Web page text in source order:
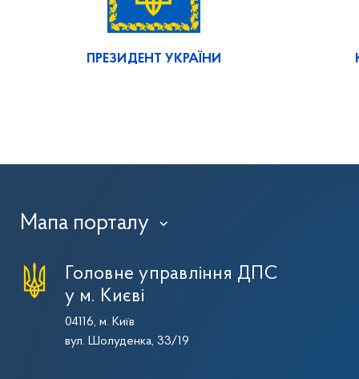
ПРЕЗИДЕНТ УКРАЇНИ
Мапа порталу ›
Головне управління ДПС
у м. Києві
04116, м. Київ
вул. Шолуденка, 33/19